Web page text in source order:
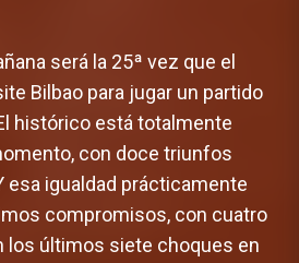
será la 25ª vez que el
Bilbao para jugar un partido
histórico está totalmente
con doce triunfos
esa igualdad prácticamente
compromisos, con cuatro
los últimos siete choques en